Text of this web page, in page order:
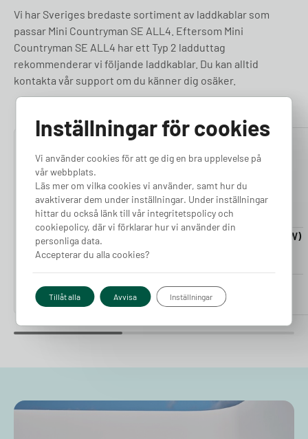
Vi har Sveriges bredaste sortiment av laddkablar som
passar Mini Countryman SE ALL4. Eftersom Mini
Countryman SE ALL4 har ett Typ 2 ladduttag
rekommenderar vi följande laddkablar. Du kan alltid
kontakta vår support om du känner dig osäker.
Laddkabel 5-20m (11kW)
Finns i lager
2 380kr
Laddkabel 5-20m (22kW)
2 980 kr
Inställningar för cookies
Vi använder cookies för att ge dig en bra upplevelse på
vår webbplats.
Läs mer om vilka cookies vi använder, samt hur du
avaktiverar dem under inställningar. Under inställningar
hittar du också länk till vår integritetspolicy och
cookiepolicy, där vi förklarar hur vi använder din
personliga data.
Accepterar du alla cookies?
Tillåt alla Avvisa Inställningar